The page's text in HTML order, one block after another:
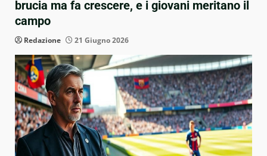
brucia ma fa crescere, e i giovani meritano il
campo
Redazione 21 Giugno 2026